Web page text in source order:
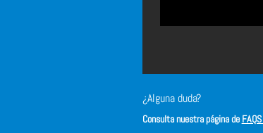
¿Alguna duda?
Consulta nuestra página de FAQS